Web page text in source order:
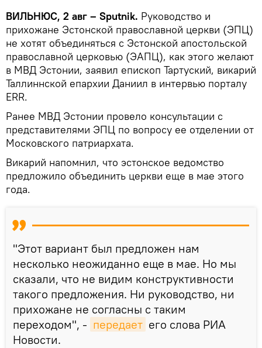
ВИЛЬНЮС, 2 авг – Sputnik. Руководство и
прихожане Эстонской православной церкви (ЭПЦ)
не хотят объединяться с Эстонской апостольской
православной церковью (ЭАПЦ), как этого желают
в МВД Эстонии, заявил епископ Тартуский, викарий
Таллиннской епархии Даниил в интервью порталу
ERR.
Ранее МВД Эстонии провело консультации с
представителями ЭПЦ по вопросу ее отделении от
Московского патриархата.
Викарий напомнил, что эстонское ведомство
предложило объединить церкви еще в мае этого
года.
"Этот вариант был предложен нам
несколько неожиданно еще в мае. Но мы
сказали, что не видим конструктивности
такого предложения. Ни руководство, ни
прихожане не согласны с таким
переходом", - передает его слова РИА
Новости.